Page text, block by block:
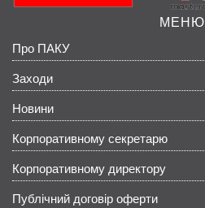
МЕНЮ
Про ПАКУ
Заходи
Новини
Корпоративному секретарю
Корпоративному директору
Публічний договір оферти